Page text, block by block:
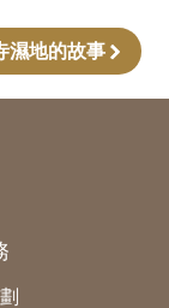
濕地的故事